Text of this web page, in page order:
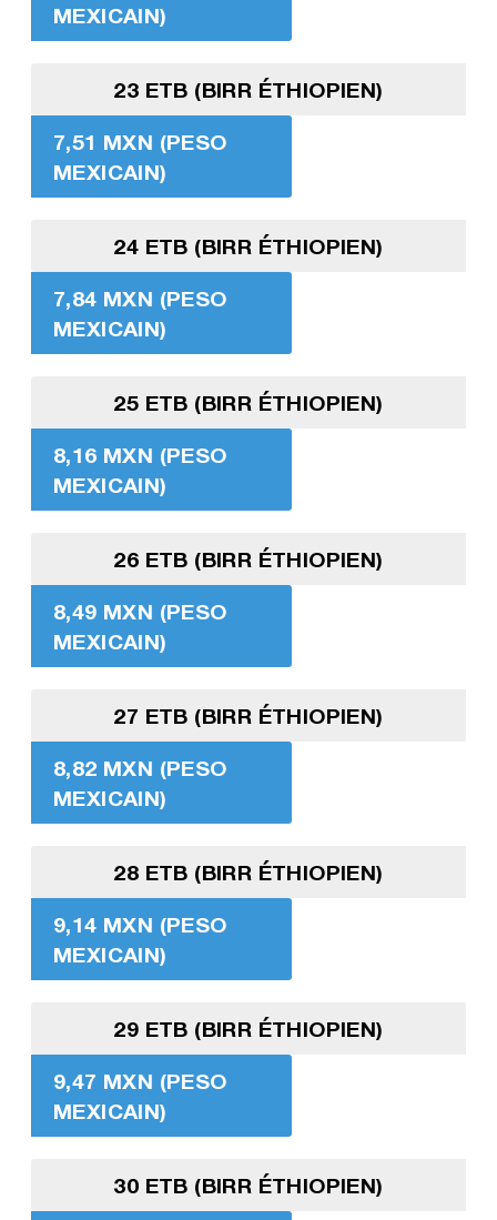
MEXICAIN)
23 ETB (BIRR ÉTHIOPIEN)
7,51 MXN (PESO
MEXICAIN)
24 ETB (BIRR ÉTHIOPIEN)
7,84 MXN (PESO
MEXICAIN)
25 ETB (BIRR ÉTHIOPIEN)
8,16 MXN (PESO
MEXICAIN)
26 ETB (BIRR ÉTHIOPIEN)
8,49 MXN (PESO
MEXICAIN)
27 ETB (BIRR ÉTHIOPIEN)
8,82 MXN (PESO
MEXICAIN)
28 ETB (BIRR ÉTHIOPIEN)
9,14 MXN (PESO
MEXICAIN)
29 ETB (BIRR ÉTHIOPIEN)
9,47 MXN (PESO
MEXICAIN)
30 ETB (BIRR ÉTHIOPIEN)